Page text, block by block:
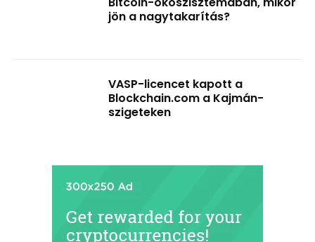
jön a nagytakarítás?
VASP-licencet kapott a
Blockchain.com a Kajmán-
szigeteken